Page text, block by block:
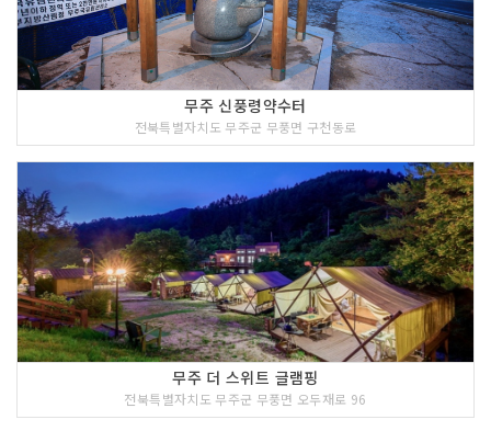
무주 신풍령약수터
전북특별자치도 무주군 무풍면 구천동로
무주 더 스위트 글램핑
전북특별자치도 무주군 무풍면 오두재로 96